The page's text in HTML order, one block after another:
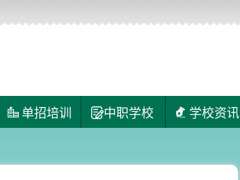
单招培训 中职学校 学校资讯